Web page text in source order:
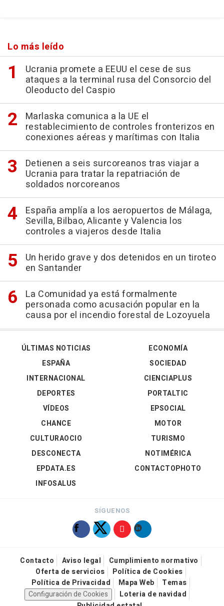
Lo más leído
Ucrania promete a EEUU el cese de sus
ataques a la terminal rusa del Consorcio del
Oleoducto del Caspio
Marlaska comunica a la UE el
restablecimiento de controles fronterizos en
conexiones aéreas y marítimas con Italia
Detienen a seis surcoreanos tras viajar a
Ucrania para tratar la repatriación de
soldados norcoreanos
España amplía a los aeropuertos de Málaga,
Sevilla, Bilbao, Alicante y Valencia los
controles a viajeros desde Italia
Un herido grave y dos detenidos en un tiroteo
en Santander
La Comunidad ya está formalmente
personada como acusación popular en la
causa por el incendio forestal de Lozoyuela
ÚLTIMAS NOTICIAS
ESPAÑA
INTERNACIONAL
DEPORTES
VÍDEOS
ECONOMÍA
SOCIEDAD
CIENCIAPLUS
PORTALTIC
EPSOCIAL
CHANCE
CULTURAOCIO
DESCONECTA
EPDATA.ES
INFOSALUS
MOTOR
TURISMO
NOTIMÉRICA
CONTACTOPHOTO
SÍGUENOS
Contacto Aviso legal
Cumplimiento normativo
Oferta de servicios
Política de Cookies
Política de Privacidad
Mapa Web
Temas
Configuración de Cookies
Loteria de navidad